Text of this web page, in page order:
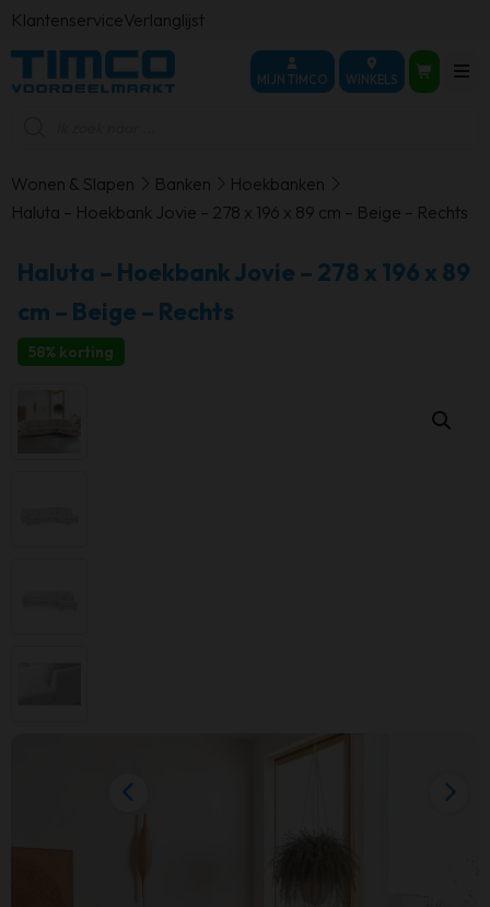
KlantenserviceVerlanglijst
MIJN TIMCO WINKELS
Wonen & Slapen Banken
Hoekbanken
Haluta – Hoekbank Jovie – 278 x 196 x 89 cm – Beige – Rechts
Haluta – Hoekbank Jovie – 278 x 196 x 89
cm – Beige – Rechts
58% korting